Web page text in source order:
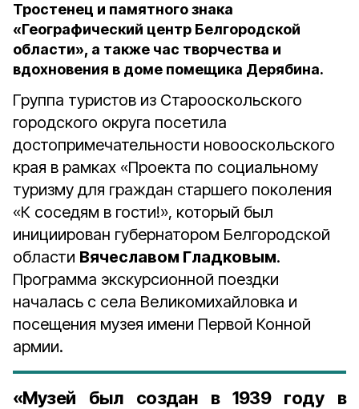
Тростенец и памятного знака
«Географический центр Белгородской
области», а также час творчества и
вдохновения в доме помещика Дерябина.
Группа туристов из Старооскольского
городского округа посетила
достопримечательности новооскольского
края в рамках «Проекта по социальному
туризму для граждан старшего поколения
«К соседям в гости!», который был
инициирован губернатором Белгородской
области Вячеславом Гладковым.
Программа экскурсионной поездки
началась с села Великомихайловка и
посещения музея имени Первой Конной
армии.
«Музей был создан в1939 году в